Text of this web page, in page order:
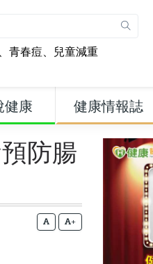
、 青春痘、 兒童減重
健康 健康情報誌
防腸
+